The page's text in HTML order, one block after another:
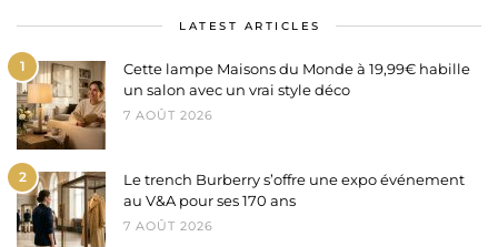
LATEST ARTICLES
1
Cette lampe Maisons du Monde à 19,99€ habille
un salon avec un vrai style déco
7 AOÛT 2026
2
Le trench Burberry s’offre une expo événement
au V&A pour ses 170 ans
7 AOÛT 2026